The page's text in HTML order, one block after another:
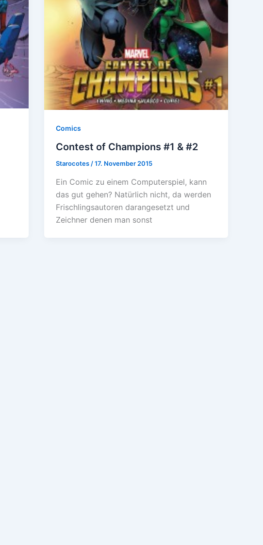
Comics
Contest of Champions #1 & #2
Starocotes /17. November 2015
Ein Comic zu einem Computerspiel, kann
das gut gehen? Natürlich nicht, da werden
Frischlingsautoren darangesetzt und
Zeichner denen man sonst